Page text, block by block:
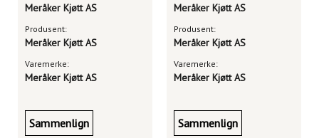
Meråker Kjøtt AS
Produsent:
Meråker Kjøtt AS
Varemerke:
Meråker Kjøtt AS
Sammenlign
Meråker Kjøtt AS
Produsent:
Meråker Kjøtt AS
Varemerke:
Meråker Kjøtt AS
Sammenlign